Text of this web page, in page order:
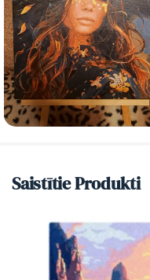
Saistītie Produkti